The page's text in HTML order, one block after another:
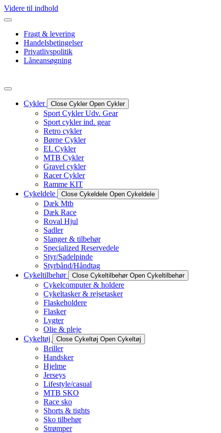
Videre til indhold
Fragt & levering
Handelsbetingelser
Privatlivspolitik
Låneansøgning
Cykler Close Cykler Open Cykler
Sport Cykler Udv. Gear
Sport cykler ind. gear
Retro cykler
Børne Cykler
EL Cykler
MTB Cykler
Gravel cykler
Racer Cykler
Ramme KIT
Cykeldele
Close Cykeldele Open Cykeldele
Dæk Mtb
Dæk Race
Roval Hjul
Sadler
Slanger & tilbehør
Specialized Reservedele
Styr/Sadelpinde
Styrbånd/Håndtag
Cykeltilbehør
Close Cykeltilbehør Open Cykeltilbehør
Cykelcomputer & holdere
Cykeltasker & rejsetasker
Flaskeholdere
Flasker
Lygter
Olie & pleje
Cykeltøj
Close Cykeltøj Open Cykeltøj
Briller
Handsker
Hjelme
Jerseys
Lifestyle/casual
MTB SKO
Race sko
Shorts & tights
Sko tilbehør
Strømper